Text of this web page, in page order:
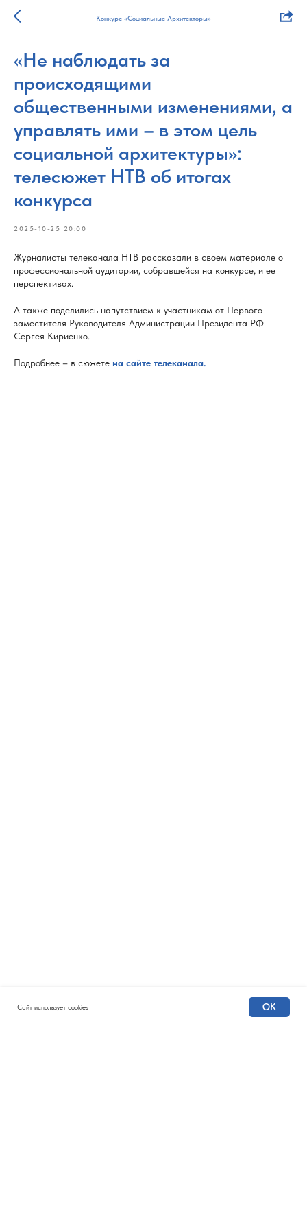
Конкурс «Социальные Архитекторы»
«Не наблюдать за
происходящими
общественными изменениями, а
управлять ими – в этом цель
социальной архитектуры»:
телесюжет НТВ об итогах
конкурса
2025-10-25 20:00
Журналисты телеканала НТВ рассказали в своем материале о
профессиональной аудитории, собравшейся на конкурсе, и ее
перспективах.
А также поделились напутствием к участникам от Первого
заместителя Руководителя Администрации Президента РФ
Сергея Кириенко.
Подробнее – в сюжете на сайте телеканала.
Сайт использует cookies OK